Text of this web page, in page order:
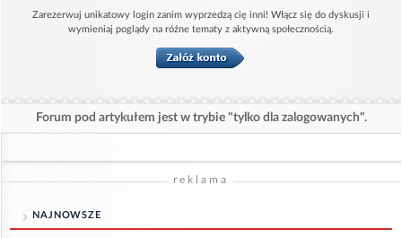
Zarezerwuj unikatowy login zanim wyprzedzą cię inni! Włącz się do dyskusji i
wymieniaj poglądy na różne tematy z aktywną społecznością.
Forum pod artykułem jest w trybie "tylko dla zalogowanych".
reklama
NAJNOWSZE